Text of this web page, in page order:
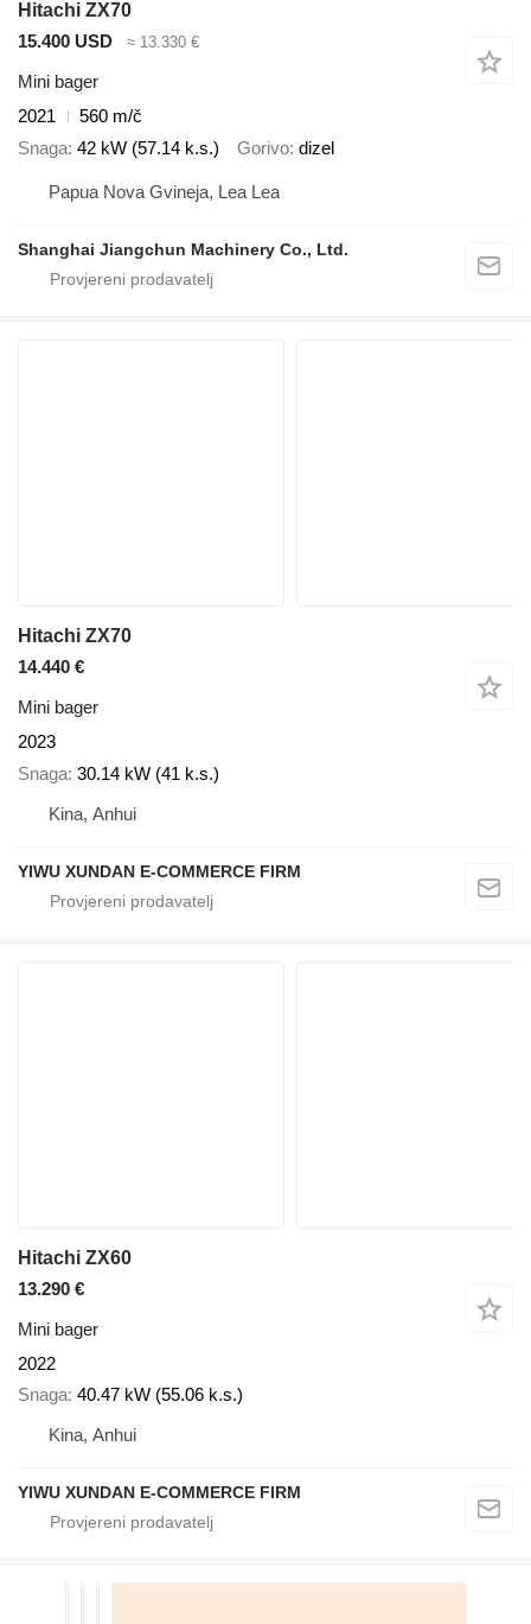
Hitachi ZX70
15.400 USD
≈ 13.330 €
Mini bager
2021
560 m/č
Snaga 42 kW (57.14 k.s.) Gorivo dizel
Papua Nova Gvineja, Lea Lea
Shanghai Jiangchun Machinery Co., Ltd.
Hitachi ZX70
14.440 €
Mini bager
2023
Snaga 30.14 kW (41 k.s.)
Kina, Anhui
YIWU XUNDAN E-COMMERCE FIRM
Hitachi ZX60
13.290 €
Mini bager
2022
Snaga 40.47 kW (55.06 k.s.)
Kina, Anhui
YIWU XUNDAN E-COMMERCE FIRM